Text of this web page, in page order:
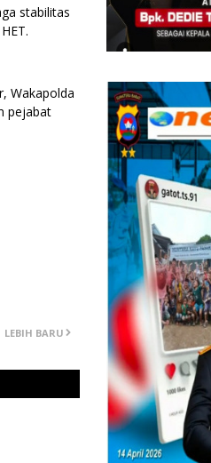
stabilitas
Wakapolda
pejabat
LEBIH BARU